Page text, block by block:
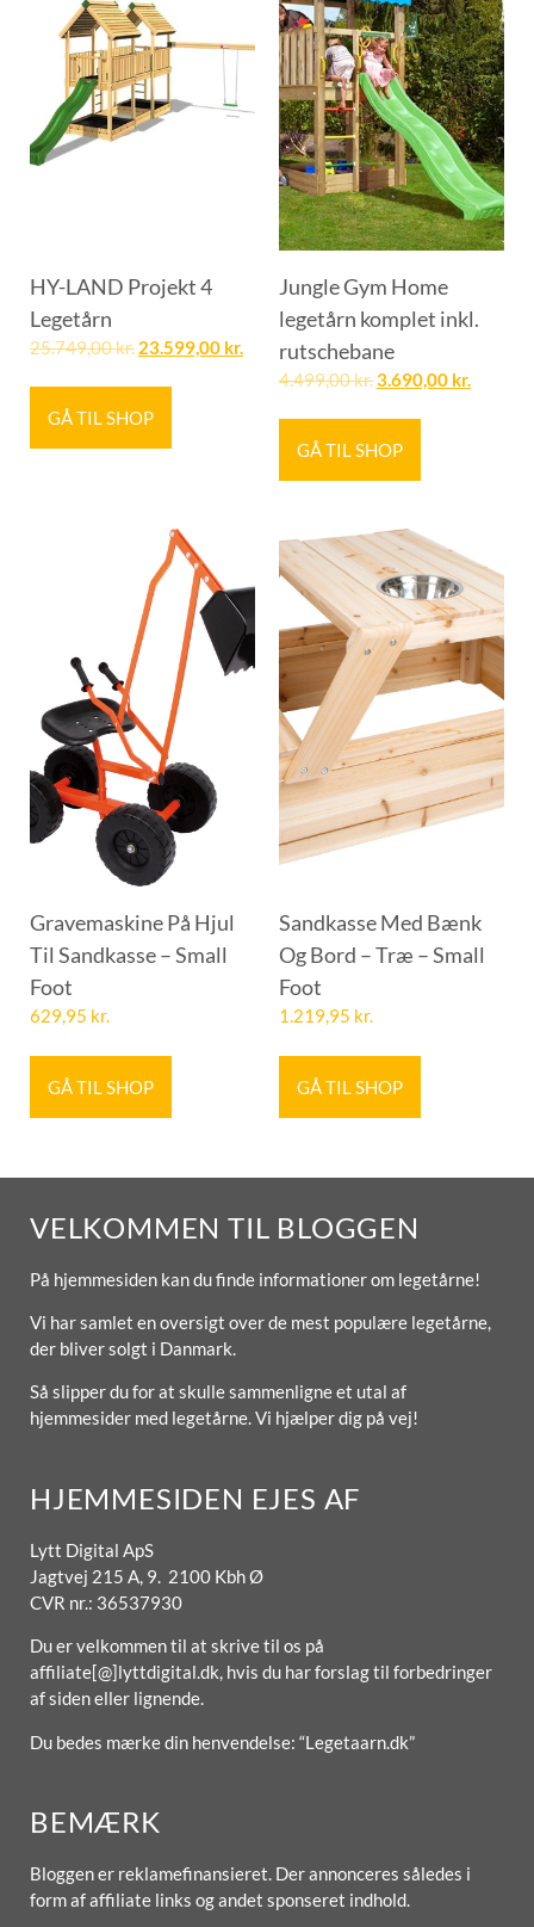
HY-LAND Projekt 4
Legetårn
25.749,00kr. 23.599,00 kr.
GÅ TIL SHOP
Jungle Gym Home
legetårn komplet inkl.
rutschebane
4.499,00kr.3.690,00 kr.
GÅ TIL SHOP
Gravemaskine På Hjul
Til Sandkasse – Small
Foot
629,95 kr.
GÅ TIL SHOP
Sandkasse Med Bænk
Og Bord – Træ – Small
Foot
1.219,95 kr.
GÅ TIL SHOP
VELKOMMEN TIL BLOGGEN
På hjemmesiden kan du finde informationer om legetårne!
Vi har samlet en oversigt over de mest populære legetårne,
der bliver solgt i Danmark.
Så slipper du for at skulle sammenligne et utal af
hjemmesider med legetårne. Vi hjælper dig på vej!
HJEMMESIDEN EJES AF
Lytt Digital ApS
Jagtvej 215 A, 9. 2100 Kbh Ø
CVR nr.: 36537930
Du er velkommen til at skrive til os på
affiliate[@]lyttdigital.dk, hvis du har forslag til forbedringer
af siden eller lignende.
Du bedes mærke din henvendelse: “Legetaarn.dk”
BEMÆRK
Bloggen er reklamefinansieret. Der annonceres således i
form af affiliate links og andet sponseret indhold.